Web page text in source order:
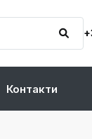
Контакти